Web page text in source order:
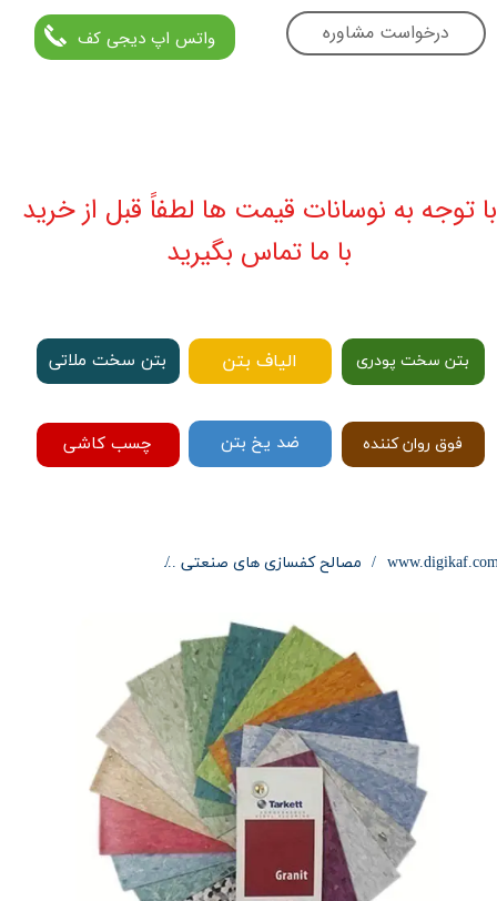
درخواست مشاوره واتس اپ دیجی کف
مصالح کفسازی های صنعتی
با توجه به نوسانات قیمت ها لطفاً قبل از خرید
با ما تماس بگیرید
بتن سخت پودری بتن سخت ملاتی الیاف بتن
چسب کاشی فوق روان کننده ضد یخ بتن